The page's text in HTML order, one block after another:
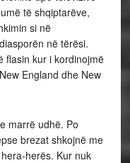
të shqiptarëve,
si në
në tërësi.
flasin kur i kordinojmë
England dhe New
marrë udhë. Po
brezat shkojnë me
herës. Kur nuk